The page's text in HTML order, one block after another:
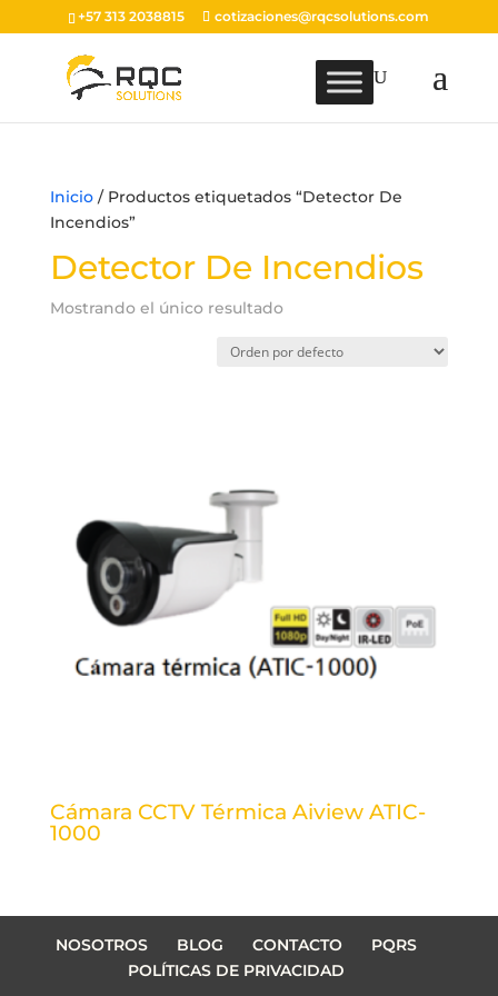
+57 313 2038815 cotizaciones@rqcsolutions.com
Inicio/ Productos etiquetados “Detector De
Incendios”
Detector De Incendios
Mostrando el único resultado
Cámara CCTV Térmica Aiview ATIC-
1000
NOSOTROS BLOG CONTACTO
PQRS
POLÍTICAS DE PRIVACIDAD